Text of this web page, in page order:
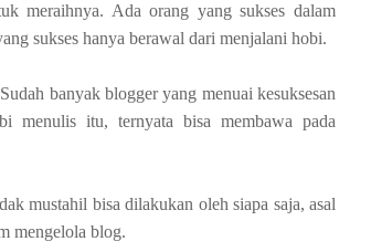
meraihnya. Ada orang yang sukses dalam
sukses hanya berawal dari menjalani hobi.
banyak blogger yang menuai kesuksesan
menulis itu, ternyata bisa membawa pada
mustahil bisa dilakukan oleh siapa saja, asal
mengelola blog.